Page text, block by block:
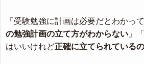
「受験勉強に計画は必要だとわかっ
の勉強計画の立て方がわからない 」
はいいけれど正確に立てられている